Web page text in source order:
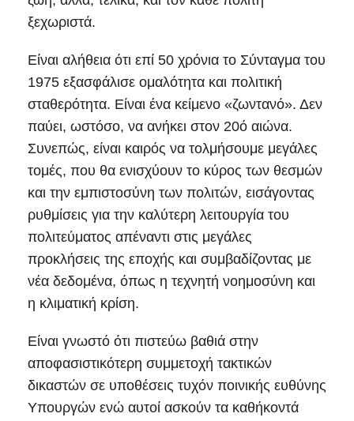
ξεχωριστά.
Είναι αλήθεια ότι επί 50 χρόνια το Σύνταγμα του
1975 εξασφάλισε ομαλότητα και πολιτική
σταθερότητα. Είναι ένα κείμενο «ζωντανό». Δεν
παύει, ωστόσο, να ανήκει στον 20ό αιώνα.
Συνεπώς, είναι καιρός να τολμήσουμε μεγάλες
τομές, που θα ενισχύουν το κύρος των θεσμών
και την εμπιστοσύνη των πολιτών, εισάγοντας
ρυθμίσεις για την καλύτερη λειτουργία του
πολιτεύματος απέναντι στις μεγάλες
προκλήσεις της εποχής και συμβαδίζοντας με
νέα δεδομένα, όπως η τεχνητή νοημοσύνη και
η κλιματική κρίση.
Είναι γνωστό ότι πιστεύω βαθιά στην
αποφασιστικότερη συμμετοχή τακτικών
δικαστών σε υποθέσεις τυχόν ποινικής ευθύνης
Υπουργών ενώ αυτοί ασκούν τα καθήκοντά